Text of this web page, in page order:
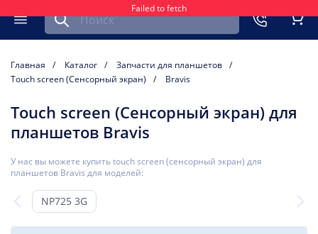
Failed to fetch
Меню
Найти запчасть для мобильного устройства
Главная Каталог
Запчасти для планшетов
Touch screen (Сенсорный экран)
Bravis
Touch screen (Сенсорный экран) для
планшетов Bravis
У нас вы можете купить touch screen (сенсорный экран) для
планшетов Bravis для моделей:
NP725 3G